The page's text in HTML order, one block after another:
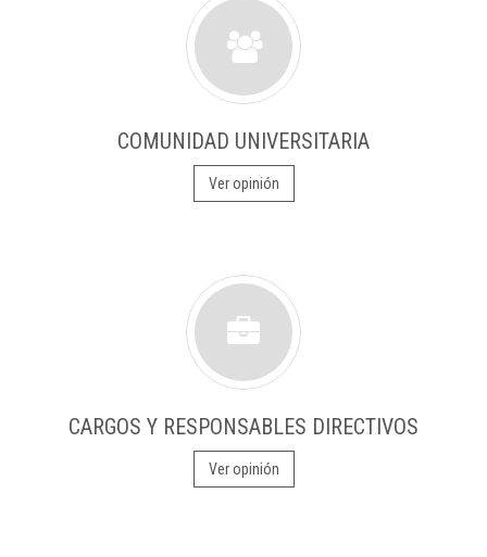
COMUNIDAD UNIVERSITARIA
Ver opinión
CARGOS Y RESPONSABLES DIRECTIVOS
Ver opinión